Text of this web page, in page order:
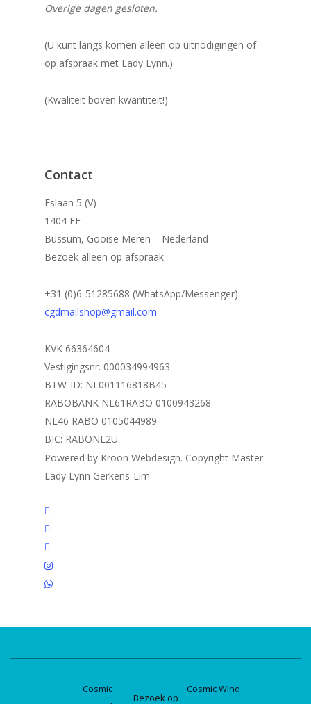
Overige dagen gesloten.
(U kunt langs komen alleen op uitnodigingen of
op afspraak met Lady Lynn.)
(Kwaliteit boven kwantiteit!)
Contact
Eslaan 5 (V)
1404 EE
Bussum, Gooise Meren – Nederland
Bezoek alleen op afspraak
+31 (0)6-51285688 (WhatsApp/Messenger)
cgdmailshop@gmail.com
KVK 66364604
Vestigingsnr. 000034994963
BTW-ID: NL001116818B45
RABOBANK NL61RABO 0100943268
NL46 RABO 0105044989
BIC: RABONL2U
Powered by Kroon Webdesign. Copyright Master
Lady Lynn Gerkens-Lim
twitter
facebook
linkedin
instagram
whatsapp
Cosmic
Bezoek op
Cosmic Wind